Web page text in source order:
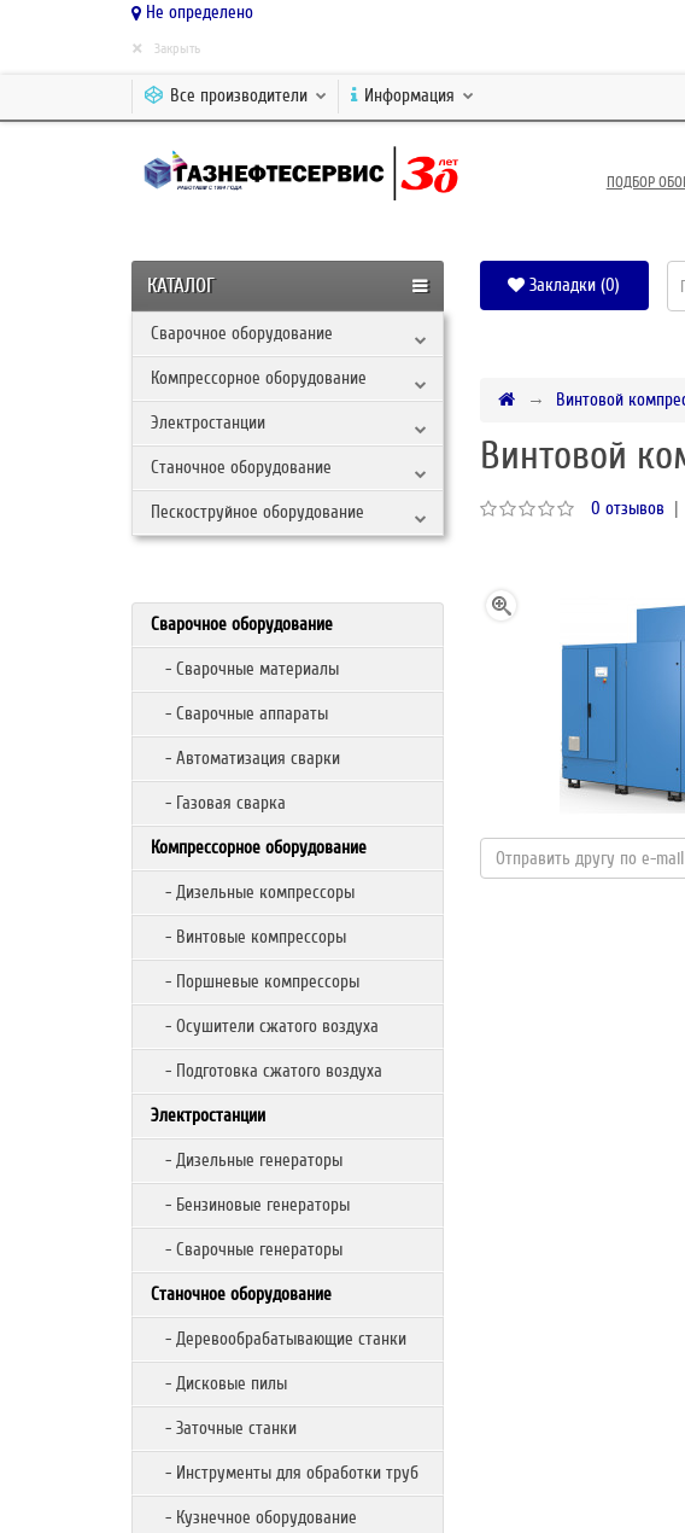
Не определено
× Закрыть
Все производители Информация
ПОДБОР
КАТАЛОГ
Сварочное оборудование
Компрессорное оборудование
Электростанции
Станочное оборудование
Пескоструйное оборудование
Закладки (0)
Сварочное оборудование
- Сварочные материалы
- Сварочные аппараты
- Автоматизация сварки
- Газовая сварка
Компрессорное оборудование
- Дизельные компрессоры
- Винтовые компрессоры
- Поршневые компрессоры
- Осушители сжатого воздуха
- Подготовка сжатого воздуха
Электростанции
- Дизельные генераторы
- Бензиновые генераторы
- Сварочные генераторы
Станочное оборудование
- Деревообрабатывающие станки
- Дисковые пилы
- Заточные станки
- Инструменты для обработки труб
- Кузнечное оборудование
Винтовой
Винтовой
0 отзывов |